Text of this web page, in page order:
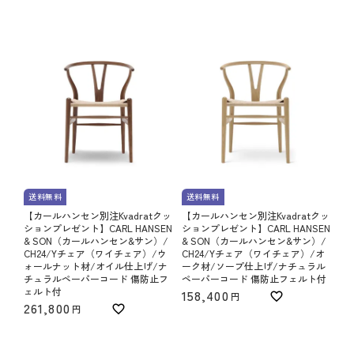
送料無料
【カールハンセン別注Kvadratクッ
ションプレゼント】CARL HANSEN
& SON（カールハンセン&サン）/
CH24/Yチェア（ワイチェア）/ウ
ォールナット材/オイル仕上げ/ナ
チュラルペーパーコード 傷防止フ
ェルト付
261,800
送料無料
【カールハンセン別注Kvadratクッ
ションプレゼント】CARL HANSEN
& SON（カールハンセン&サン）/
CH24/Yチェア（ワイチェア）/オ
ーク材/ソープ仕上げ/ナチュラル
ペーパーコード 傷防止フェルト付
158,400